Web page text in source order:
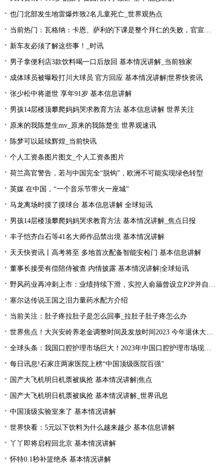
也门北部发生地雷爆炸致2名儿童死亡_世界观热点
当前热门：瓦格纳：卡恩、萨利的下课是整个拜仁的失败，官宣的时机让我无言
新车友必须了解这些事！_时讯
男子拿便利店3款饮料喝一口后放回 基本情况讲解_当前独家
成体球员被曝殴打川大球员 官方回应 基本情况讲解|世界快资讯
张少松中将逝世 享年91岁 基本信息讲解
男孩14层楼顶攀爬妈妈哭求教育方法 基本信息讲解 世界关注
原来的我陈楚生mv_原来的我陈楚生 世界观速讯
陈梦可以延续辉煌_当前快讯
个人工资条图片图文_个人工资条图片
荷兰高官警告，若与中国完全“脱钩”，欧洲不可能实现绿色转型
英媒 在中国，“一个音乐节带火一座城”
马龙离场时摸了摸球台 基本信息讲解 全球短讯
男孩14层楼顶攀爬妈妈哭求教育方法 基本情况讲解_焦点日报
丰子恺齐白石等41名大师作品禁出境 基本情况讲解
天天快资讯丨高考将至 多地首次配备智能安检门 基本信息讲解
董事长接受有偿陪侍被查 内情披露 基本情况讲解|全球短讯
野风药业再冲刺上市：业绩持续下滑，实控人俞蘠曾设立P2P并自融 天天观察
塞尔达传说王国之泪力量药水配方介绍
当前关注：肚子疼拉肚子是怎么回事_拉肚子肚子疼怎么办
世界焦点！大兴安岭养老金调整时间及发放时间2023 今年退休大概会涨的的？
全球头条：我国口腔护理市场巨大！2023年中国口腔护理市场现状分析
每日讯息!石家庄两家医院上榜“中国顶级医院百强”
国产大飞机明日机票被疯抢 基本情况讲解|焦点
国产大飞机明日机票被疯抢 基本情况讲解_世界讯息
中国顶级实验室来了 基本情况讲解
世界快看：5元以下饮料为什么越来越少 基本信息讲解
丫丫即将启程回北京 基本情况讲解
怀特0.1秒补篮绝杀 基本情况讲解